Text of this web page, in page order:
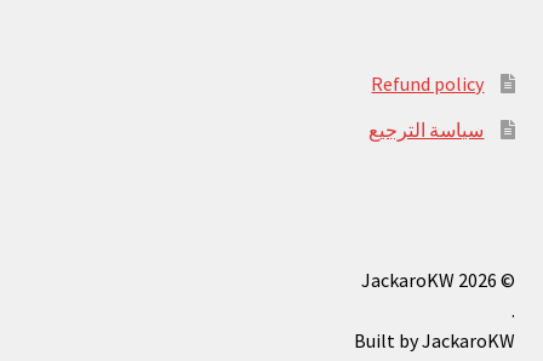
Refund policy
سياسة الترجيع
© JackaroKW 2026
.